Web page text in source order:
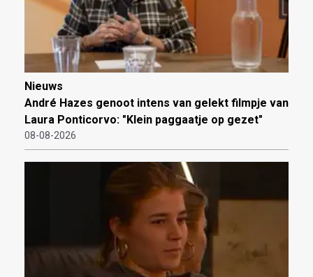
Nieuws
André Hazes genoot intens van gelekt filmpje van
Laura Ponticorvo: "Klein paggaatje op gezet"
08-08-2026